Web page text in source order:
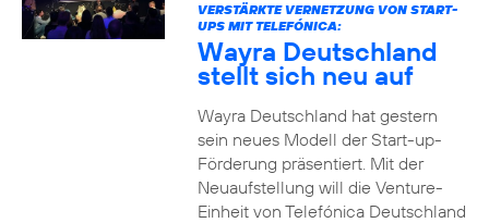
VERSTÄRKTE VERNETZUNG VON START-
UPS MIT TELEFÓNICA:
Wayra Deutschland
stellt sich neu auf
Wayra Deutschland hat gestern
sein neues Modell der Start-up-
Förderung präsentiert. Mit der
Neuaufstellung will die Venture-
Einheit von Telefónica Deutschland